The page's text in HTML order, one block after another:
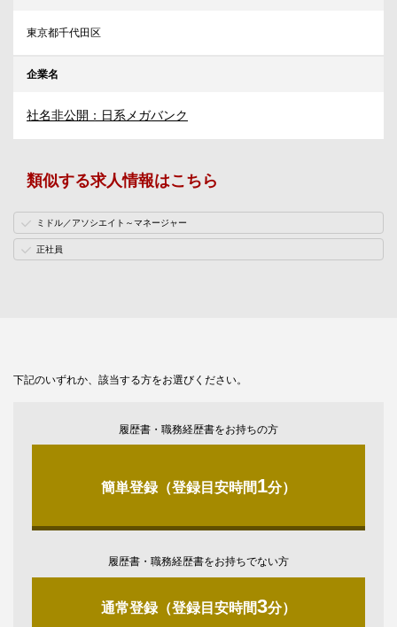
東京都千代田区
企業名
社名非公開：日系メガバンク
類似する求人情報はこちら
ミドル／アソシエイト～マネージャー
正社員
下記のいずれか、該当する方をお選びください。
履歴書・職務経歴書をお持ちの方
簡単登録（登録目安時間1分）
履歴書・職務経歴書をお持ちでない方
通常登録（登録目安時間3分）